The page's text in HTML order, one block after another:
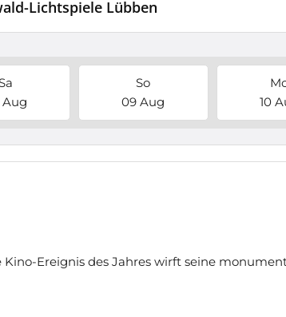
Lichtspiele Lübben
So
09 Aug
10
Ereignis des Jahres wirft seine